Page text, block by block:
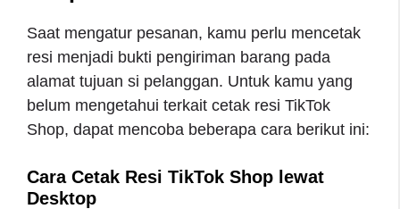
Saat mengatur pesanan, kamu perlu mencetak
resi menjadi bukti pengiriman barang pada
alamat tujuan si pelanggan. Untuk kamu yang
belum mengetahui terkait cetak resi TikTok
Shop, dapat mencoba beberapa cara berikut ini:
Cara Cetak Resi TikTok Shop lewat
Desktop